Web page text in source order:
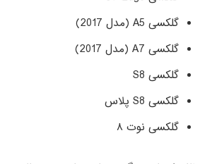
گلکسی A5 (مدل 2017)
گلکسی A7 (مدل 2017)
گلکسی S8
گلکسی S8 پلاس
گلکسی نوت ۸